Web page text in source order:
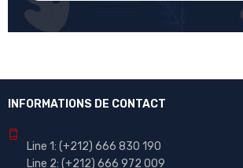
INFORMATIONS DE CONTACT
Line 1: (+212) 666 830 190
Line 2: (+212) 666 972 009